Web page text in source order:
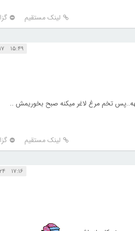
لینک مستقیم
۱۵:۴۹ ۱۳۹۳/۵/۱۷
تخم مرغ لاغر میکنه صبح بخوریمش ..
لینک مستقیم
۱۷:۱۶ ۱۳۹۳/۵/۲۴